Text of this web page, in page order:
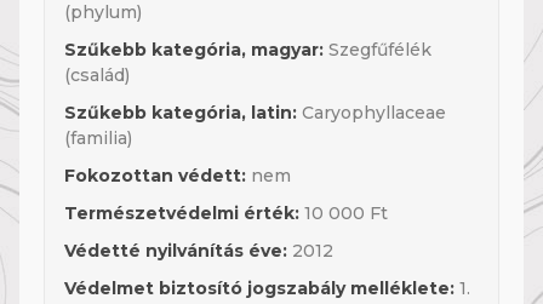
(phylum)
Szűkebb kategória, magyar: Szegfűfélék
(család)
Szűkebb kategória, latin: Caryophyllaceae
(familia)
Fokozottan védett: nem
Természetvédelmi érték: 10 000 Ft
Védetté nyilvánítás éve: 2012
Védelmet biztosító jogszabály melléklete: 1.